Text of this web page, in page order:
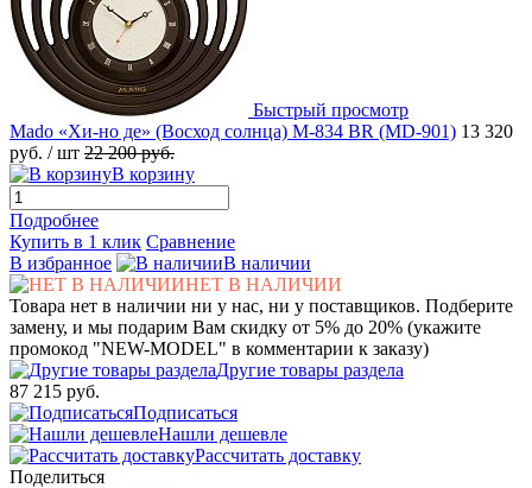
Быстрый просмотр
Mado «Хи-но де» (Восход солнца) М-834 BR (MD-901) 13 320
руб. / шт 22 200 руб.
В корзину
Подробнее
Купить в 1 клик Сравнение
В избранное
В наличии
НЕТ В НАЛИЧИИ
Товара нет в наличии ни у нас, ни у поставщиков. Подберите
замену, и мы подарим Вам скидку от 5% до 20% (укажите
промокод "NEW-MODEL" в комментарии к заказу)
Другие товары раздела
87 215 руб.
Подписаться
Нашли дешевле
Рассчитать доставку
Поделиться